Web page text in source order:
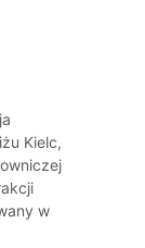
Kielc,
w